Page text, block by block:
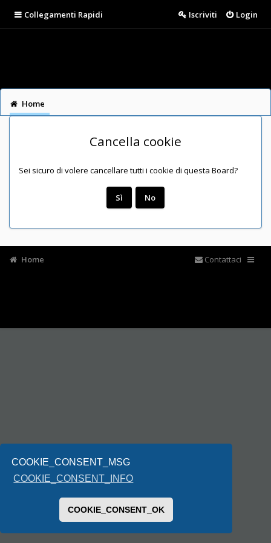
COOKIE_CONSENT_MSG
COOKIE_CONSENT_INFO
COOKIE_CONSENT_OK
Collegamenti Rapidi Login
Iscriviti
Home
Cancella cookie
Sei sicuro di volere cancellare tutti i cookie di questa Board?
Home Contattaci